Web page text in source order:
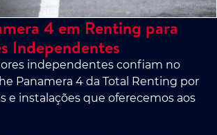
4 em Renting para
Independentes
independentes confiam no
Panamera 4 da Total Renting por
e instalações que oferecemos aos